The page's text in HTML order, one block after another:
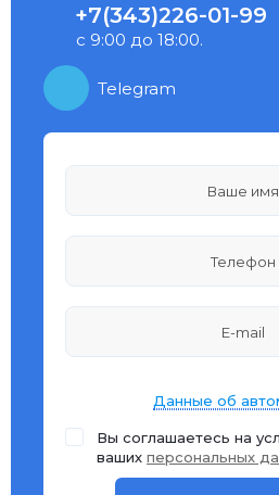
+7(343)226-01-99
с 9:00 до 18:00.
Telegram
Данные об
Вы соглашаетесь на
ваших персональных